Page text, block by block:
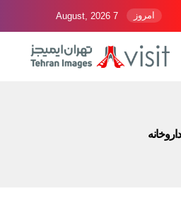
امروز 7 August, 2026
داروخانه